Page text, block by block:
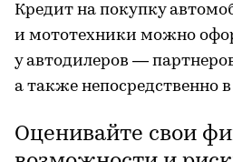
Кредит на покупку
и мототехники можно
у автодилеров —
а также непосредственно
Оценивайте свои